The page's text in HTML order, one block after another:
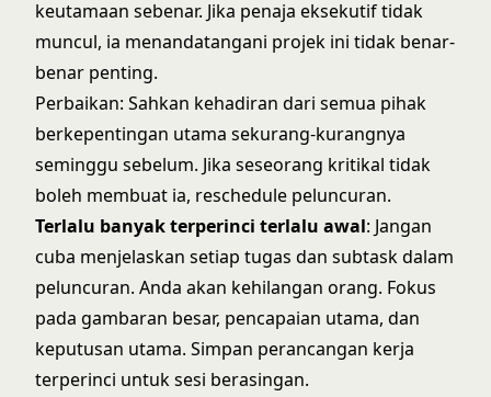
keutamaan sebenar. Jika penaja eksekutif tidak
muncul, ia menandatangani projek ini tidak benar-
benar penting.
Perbaikan: Sahkan kehadiran dari semua pihak
berkepentingan utama sekurang-kurangnya
seminggu sebelum. Jika seseorang kritikal tidak
boleh membuat ia, reschedule peluncuran.
Terlalu banyak terperinci terlalu awal: Jangan
cuba menjelaskan setiap tugas dan subtask dalam
peluncuran. Anda akan kehilangan orang. Fokus
pada gambaran besar, pencapaian utama, dan
keputusan utama. Simpan perancangan kerja
terperinci untuk sesi berasingan.